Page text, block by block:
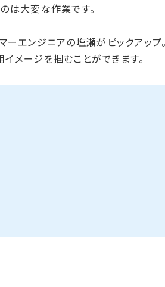
は大変な作業です。
エンジニアの塩瀬がピックアップ
メージを掴むことができます。